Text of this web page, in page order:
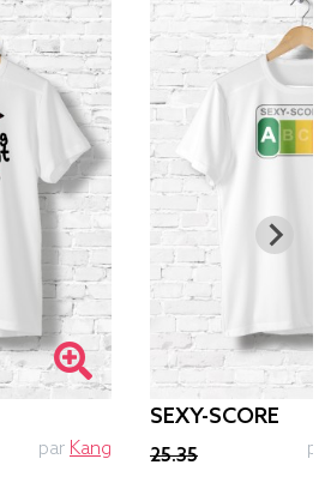
par Kang
SEXY-SCORE
25.35